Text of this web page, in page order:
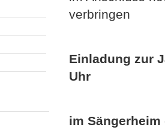
verbringen
Einladung zur
Uhr
im Sängerheim